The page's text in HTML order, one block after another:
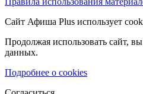
Сайт Афиша Plus использует
Продолжая использовать сайт,
данных.
Подробнее о cookies